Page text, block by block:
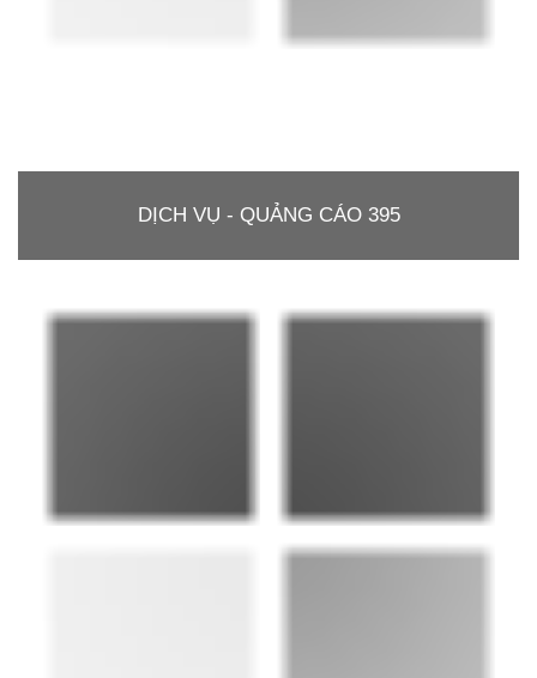
DỊCH VỤ - QUẢNG CÁO 395